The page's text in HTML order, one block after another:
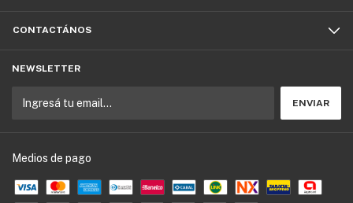
CONTACTÁNOS
NEWSLETTER
Medios de pago